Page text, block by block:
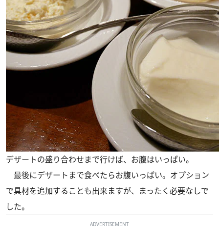
デザートの盛り合わせまで行けば、お腹はいっぱい。
最後にデザートまで食べたらお腹いっぱい。オプション
で具材を追加することも出来ますが、まったく必要なしで
した。
ADVERTISEMENT